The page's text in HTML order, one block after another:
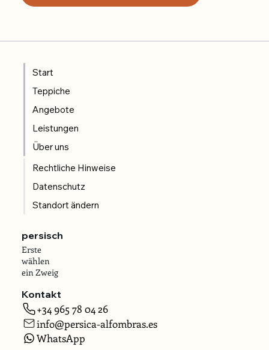
Start
Teppiche
Angebote
Leistungen
Über uns
Rechtliche Hinweise
Datenschutz
Standort ändern
persisch
Erste
wählen
ein Zweig
Kontakt
+34 965 78 04 26
info@persica-alfombras.es
WhatsApp